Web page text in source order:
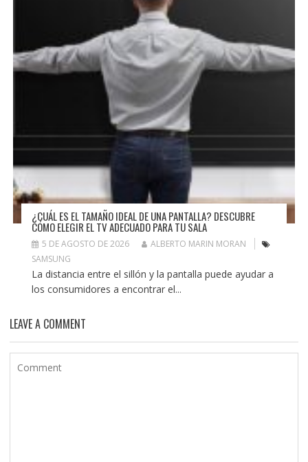
¿CUÁL ES EL TAMAÑO IDEAL DE UNA PANTALLA? DESCUBRE
CÓMO ELEGIR EL TV ADECUADO PARA TU SALA
5 DE AGOSTO DE 2026
ALBERTO MARIN MORAN
SAMSUNG
La distancia entre el sillón y la pantalla puede ayudar a
los consumidores a encontrar el...
LEAVE A COMMENT